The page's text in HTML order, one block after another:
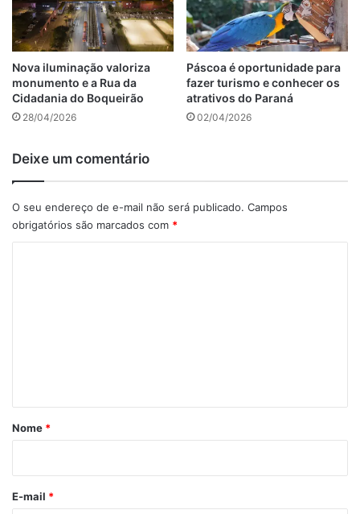
Nova iluminação valoriza
monumento e a Rua da
Cidadania do Boqueirão
28/04/2026
Páscoa é oportunidade para
fazer turismo e conhecer os
atrativos do Paraná
02/04/2026
Deixe um comentário
O seu endereço de e-mail não será publicado. Campos
obrigatórios são marcados com *
r
*
Nome *
E-mail *